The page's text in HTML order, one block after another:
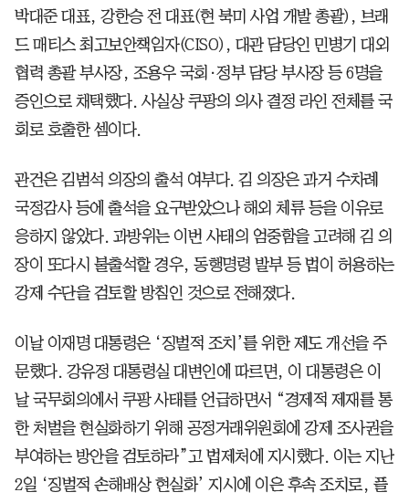
박대준 대표, 강한승 전 대표(현 북미 사업 개발 총괄), 브래
드 매티스 최고보안책임자(CISO), 대관 담당인 민병기 대외
협력 총괄 부사장, 조용우 국회·정부 담당 부사장 등 6명을
증인으로 채택했다. 사실상 쿠팡의 의사 결정 라인 전체를 국
회로 호출한 셈이다.
관건은 김범석 의장의 출석 여부다. 김 의장은 과거 수차례
국정감사 등에 출석을 요구받았으나 해외 체류 등을 이유로
응하지 않았다. 과방위는 이번 사태의 엄중함을 고려해 김 의
장이 또다시 불출석할 경우, 동행명령 발부 등 법이 허용하는
강제 수단을 검토할 방침인 것으로 전해졌다.
이날 이재명 대통령은 ‘징벌적 조치’를 위한 제도 개선을 주
문했다. 강유정 대통령실 대변인에 따르면, 이 대통령은 이
날 국무회의에서 쿠팡 사태를 언급하면서 “경제적 제재를 통
한 처벌을 현실화하기 위해 공정거래위원회에 강제 조사권을
부여하는 방안을 검토하라”고 법제처에 지시했다. 이는 지난
2일 ‘징벌적 손해배상 현실화’ 지시에 이은 후속 조치로, 플